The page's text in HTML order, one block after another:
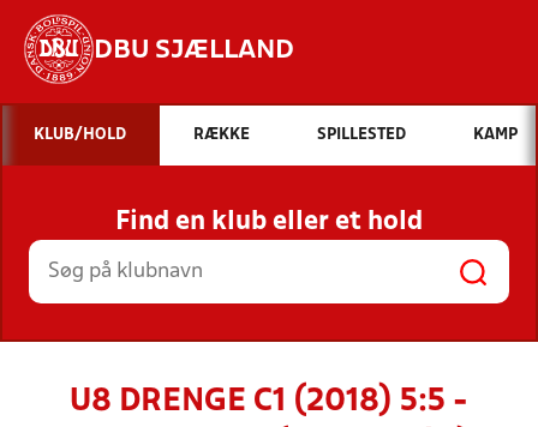
DBU SJÆLLAND
Hvad vil du søge efter?
INDHOLD OG NYHEDER
STILLINGER, RESULTATER, KLUBBER OG
HOLD
KLUB/HOLD RÆKKE SPILLESTED KAMP
Find en klub eller et hold
U8 DRENGE C1 (2018) 5:5 -